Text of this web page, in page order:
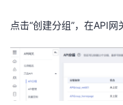
点击“创建分组”，在API网